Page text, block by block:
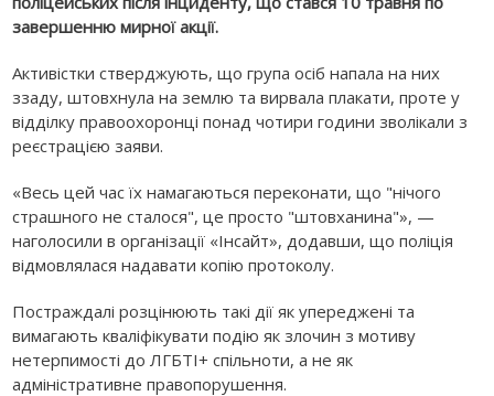
завершенню мирної акції.
Активістки стверджують, що група осіб напала на них
ззаду, штовхнула на землю та вирвала плакати, проте у
відділку правоохоронці понад чотири години зволікали з
реєстрацією заяви.
«Весь цей час їх намагаються переконати, що "нічого
страшного не сталося", це просто "штовханина"», —
наголосили в організації «Інсайт», додавши, що поліція
відмовлялася надавати копію протоколу.
Постраждалі розцінюють такі дії як упереджені та
вимагають кваліфікувати подію як злочин з мотиву
нетерпимості до ЛГБТІ+ спільноти, а не як
адміністративне правопорушення.